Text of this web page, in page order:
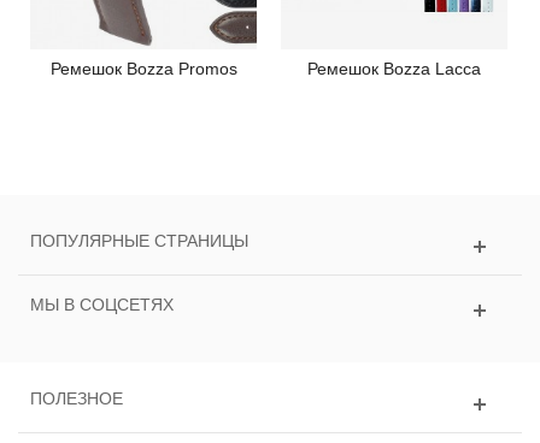
Ремешок Bozza Promos Ремешок Bozza Lacca
ПОПУЛЯРНЫЕ СТРАНИЦЫ
МЫ В СОЦСЕТЯХ
ПОЛЕЗНОЕ